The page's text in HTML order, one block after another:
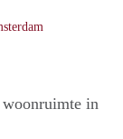
woonruimte in